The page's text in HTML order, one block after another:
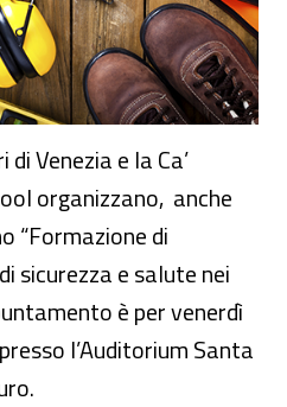
di Venezia e la Ca’
organizzano, anche
“Formazione di
sicurezza e salute nei
è per venerdì
l’Auditorium Santa